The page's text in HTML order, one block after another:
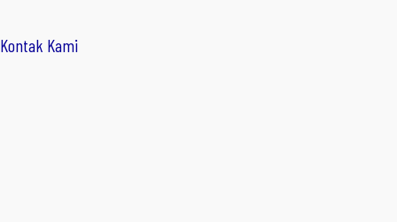
Kontak Kami